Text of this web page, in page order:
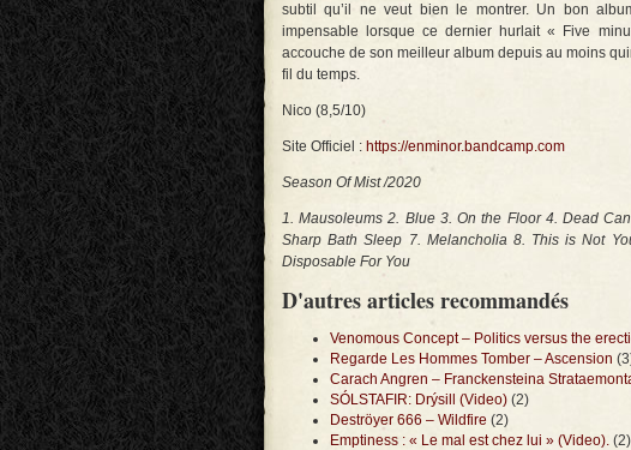
subtil qu’il ne veut bien le montrer. Un bon
impensable lorsque ce dernier hurlait « Five
accouche de son meilleur album depuis au moins
fil du temps.
Nico (8,5/10)
Site Officiel : https://enminor.bandcamp.com
Season Of Mist /2020
1. Mausoleums 2. Blue 3. On the Floor 4. Dead
Sharp Bath Sleep 7. Melancholia 8. This is Not
Disposable For You
D'autres articles recommandés
Venomous Concept – Politics versus the
Regarde Les Hommes Tomber – Ascension
Carach Angren – Franckensteina
SÓLSTAFIR: Drýsill (Video) (2)
Deströyer 666 – Wildfire (2)
Emptiness : « Le mal est chez lui » (Video). (2)